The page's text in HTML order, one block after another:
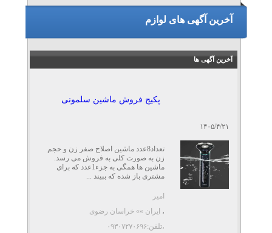
آخرین آگهی های لوازم
آخرین آگهی ها
۱۴۰۵/۴/۲۱
پکیج فروش ماشین سلمونی
تعداد8عدد ماشین اصلاح صفر زن و حجم
زن به صورت کلی به فروش می رسد.
ماشین ها همگی به جزء1عدد که برای
مشتری باز شده که ببیند ...
امیر
، ایران »» خراسان رضوی
،تلفن:۰۹۳۰۷۲۷۰۶۹۶